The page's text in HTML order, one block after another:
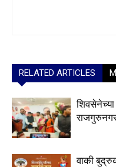
RELATED ARTICLES
वाकी